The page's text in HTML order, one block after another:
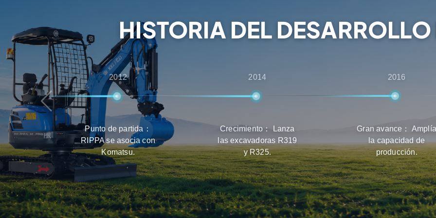
HISTORIA DEL DESARROLLO
2012
Punto de partida：
RIPPA se asocia con
Komatsu.
2014
Crecimiento： Lanza
las excavadoras R319
y R325.
2016
Gran avance： Amplía
la capacidad de
producción.